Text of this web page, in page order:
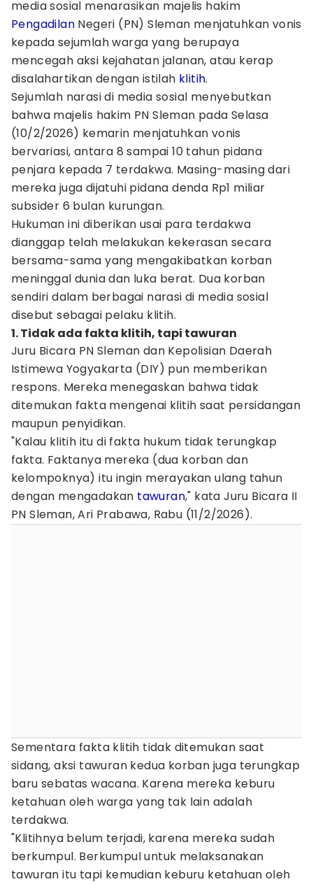
media sosial menarasikan majelis hakim
Pengadilan Negeri (PN) Sleman menjatuhkan vonis
kepada sejumlah warga yang berupaya
mencegah aksi kejahatan jalanan, atau kerap
disalahartikan dengan istilah klitih.
Sejumlah narasi di media sosial menyebutkan
bahwa majelis hakim PN Sleman pada Selasa
(10/2/2026) kemarin menjatuhkan vonis
bervariasi, antara 8 sampai 10 tahun pidana
penjara kepada 7 terdakwa. Masing-masing dari
mereka juga dijatuhi pidana denda Rp1 miliar
subsider 6 bulan kurungan.
Hukuman ini diberikan usai para terdakwa
dianggap telah melakukan kekerasan secara
bersama-sama yang mengakibatkan korban
meninggal dunia dan luka berat. Dua korban
sendiri dalam berbagai narasi di media sosial
disebut sebagai pelaku klitih.
1. Tidak ada fakta klitih, tapi tawuran
Juru Bicara PN Sleman dan Kepolisian Daerah
Istimewa Yogyakarta (DIY) pun memberikan
respons. Mereka menegaskan bahwa tidak
ditemukan fakta mengenai klitih saat persidangan
maupun penyidikan.
"Kalau klitih itu di fakta hukum tidak terungkap
fakta. Faktanya mereka (dua korban dan
kelompoknya) itu ingin merayakan ulang tahun
dengan mengadakan tawuran," kata Juru Bicara II
PN Sleman, Ari Prabawa, Rabu (11/2/2026).
Sementara fakta klitih tidak ditemukan saat
sidang, aksi tawuran kedua korban juga terungkap
baru sebatas wacana. Karena mereka keburu
ketahuan oleh warga yang tak lain adalah
terdakwa.
"Klitihnya belum terjadi, karena mereka sudah
berkumpul. Berkumpul untuk melaksanakan
tawuran itu tapi kemudian keburu ketahuan oleh